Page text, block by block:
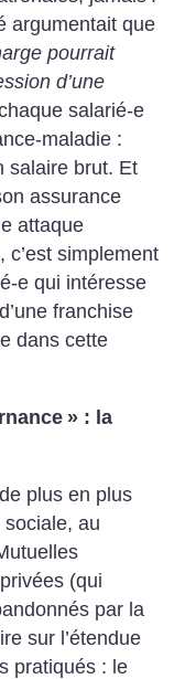
argumentait que
pourrait
d’une
salarié-e
maladie :
salaire brut. Et
assurance
attaque
c’est simplement
e qui intéresse
franchise
dans cette
» : la
plus en plus
au
(qui
par la
sur l’étendue
pratiqués : le